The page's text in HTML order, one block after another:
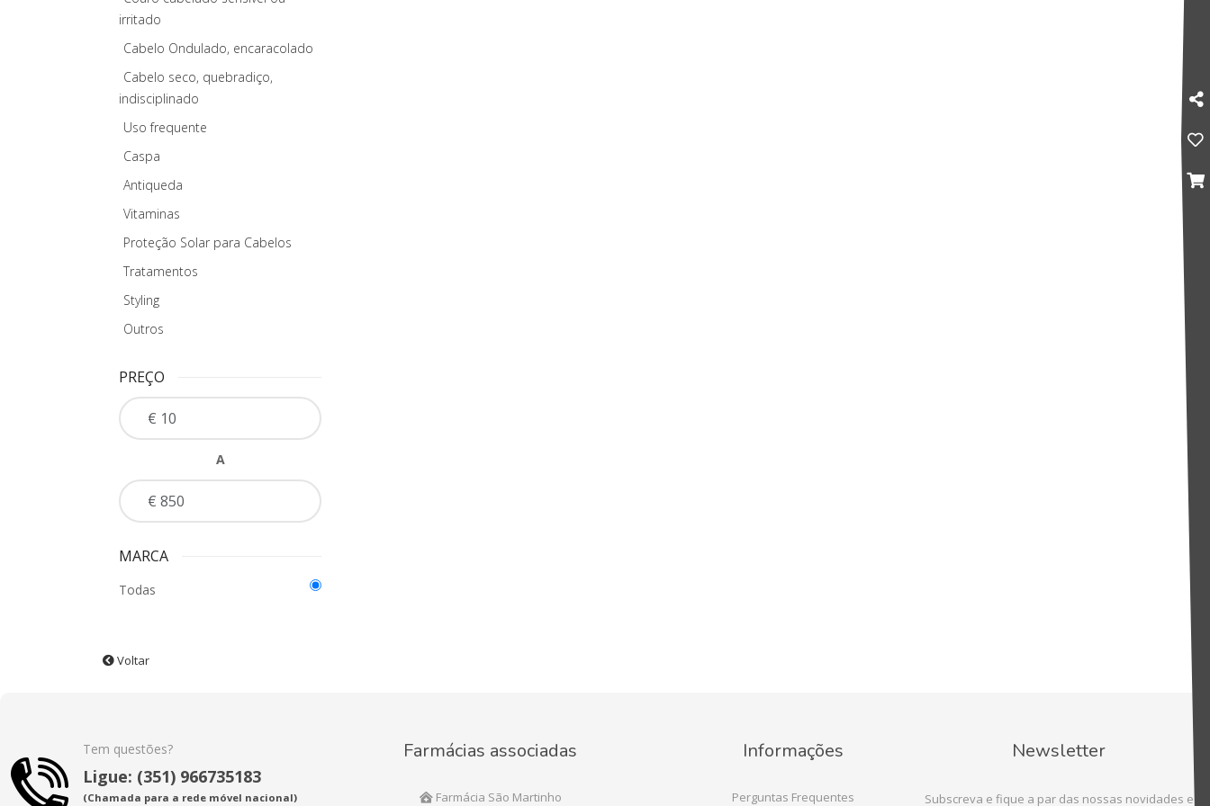
irritado
Cabelo Ondulado, encaracolado
Cabelo seco, quebradiço,
indisciplinado
Uso frequente
Caspa
Antiqueda
Vitaminas
Proteção Solar para Cabelos
Tratamentos
Styling
Outros
PREÇO
A
MARCA
Todas
Voltar
Tem questões?
Ligue: (351) 966735183
(Chamada para a rede móvel nacional)
Farmácias associadas
Farmácia São Martinho
Informações
Perguntas Frequentes
Newsletter
Subscreva e fique a par das nossas novidades e